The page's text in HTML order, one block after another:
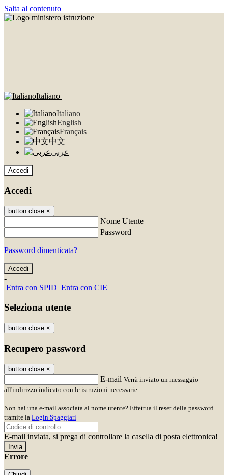
Salta al contenuto
Italiano
Italiano
English
Français
中文
عربى
Accedi
Accedi
button close ×
Nome Utente
Password
Password dimenticata?
-
Entra con SPID Entra con CIE
Seleziona utente
button close ×
Recupero password
button close ×
E-mail Verrà inviato un messaggio
all'indirizzo indicato con le istruzioni necessarie.
Non hai una e-mail associata al nome utente? Effettua il reset della password
tramite la Login Spaggiari
E-mail inviata, si prega di controllare la casella di posta elettronica!
Errore